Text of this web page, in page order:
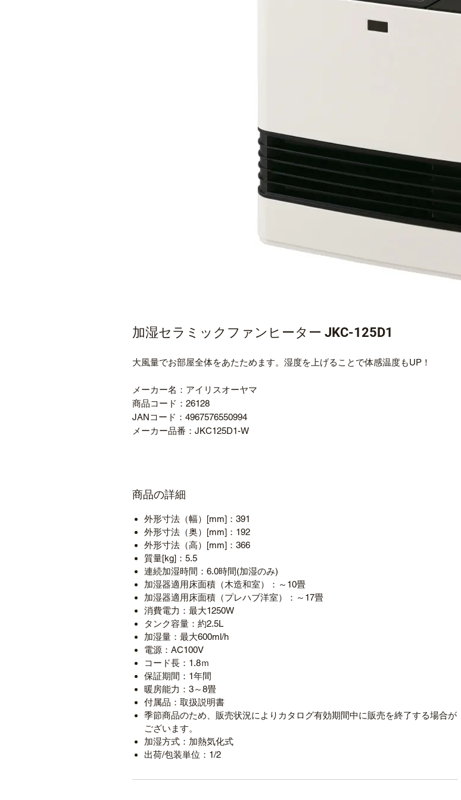
加湿セラミックファンヒーター JKC-125D1
大風量でお部屋全体をあたためます。湿度を上げることで体感温度もUP！
メーカー名：アイリスオーヤマ
商品コード：26128
JANコード：4967576550994
メーカー品番：JKC125D1-W
商品の詳細
外形寸法（幅）[mm]：391
外形寸法（奥）[mm]：192
外形寸法（高）[mm]：366
質量[kg]：5.5
連続加湿時間：6.0時間(加湿のみ)
加湿器適用床面積（木造和室）：～10畳
加湿器適用床面積（プレハブ洋室）：～17畳
消費電力：最大1250W
タンク容量：約2.5L
加湿量：最大600ml/h
電源：AC100V
コード長：1.8ｍ
保証期間：1年間
暖房能力：3～8畳
付属品：取扱説明書
季節商品のため、販売状況によりカタログ有効期間中に販売を終了する場合が
ございます。
加湿方式：加熱気化式
出荷/包装単位：1/2